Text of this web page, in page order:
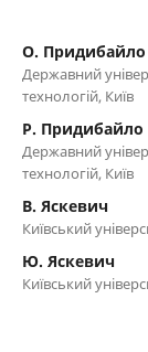
О. Придибайло
Державний
технологій, Київ
Р. Придибайло
Державний
технологій, Київ
В. Яскевич
Київський
Ю. Яскевич
Київський